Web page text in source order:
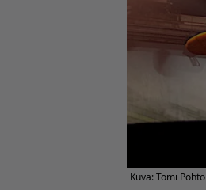
Kuva: Tomi Pohto